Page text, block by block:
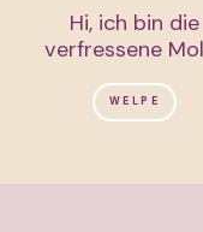
Hi, ich bin die
verfressene
WELPE